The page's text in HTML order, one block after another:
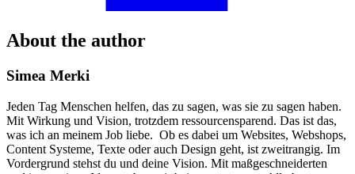
About the author
Simea Merki
Jeden Tag Menschen helfen, das zu sagen, was sie zu sagen haben.
Mit Wirkung und Vision, trotzdem ressourcensparend. Das ist das,
was ich an meinem Job liebe. Ob es dabei um Websites, Webshops,
Content Systeme, Texte oder auch Design geht, ist zweitrangig. Im
Vordergrund stehst du und deine Vision. Mit maßgeschneiderten